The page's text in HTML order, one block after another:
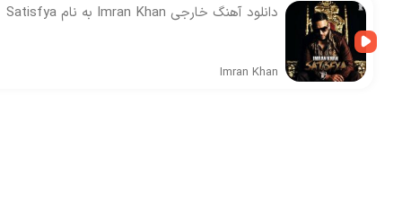
دانلود آهنگ خارجی Imran Khan به نام Satisfya
Imran Khan